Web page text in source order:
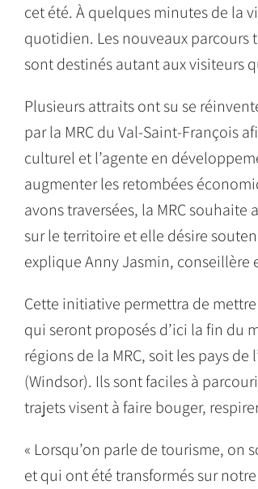
cet été. À quelques minutes de la
quotidien. Les nouveaux parcours
sont destinés autant aux visiteurs
Plusieurs attraits ont su se
par la MRC du Val-Saint-François
culturel et l’agente en
augmenter les retombées
avons traversées, la MRC
sur le territoire et elle désire
explique Anny Jasmin, conseillère
Cette initiative permettra de
qui seront proposés d’ici la fin du
régions de la MRC, soit les pays
(Windsor). Ils sont faciles à
trajets visent à faire bouger,
« Lorsqu’on parle de tourisme,
et qui ont été transformés sur